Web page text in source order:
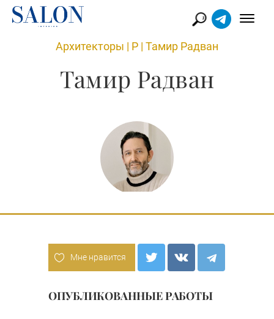
Архитекторы | Р | Тамир Радван
Тамир Радван
Мне нравится
ОПУБЛИКОВАННЫЕ РАБОТЫ